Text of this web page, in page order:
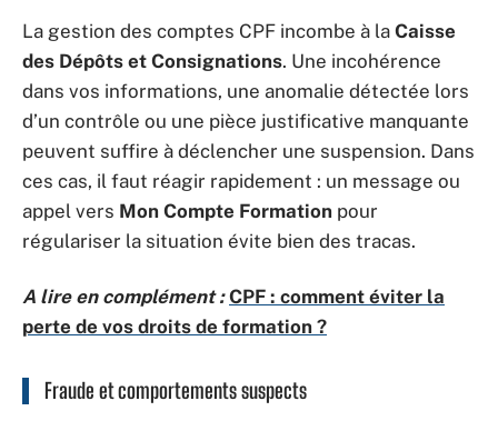
La gestion des comptes CPF incombe à la Caisse
des Dépôts et Consignations. Une incohérence
dans vos informations, une anomalie détectée lors
d’un contrôle ou une pièce justificative manquante
peuvent suffire à déclencher une suspension. Dans
ces cas, il faut réagir rapidement : un message ou
appel vers Mon Compte Formation pour
régulariser la situation évite bien des tracas.
A lire en complément : CPF : comment éviter la
perte de vos droits de formation ?
Fraude et comportements suspects